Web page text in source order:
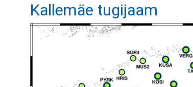
Kallemäe tugijaam